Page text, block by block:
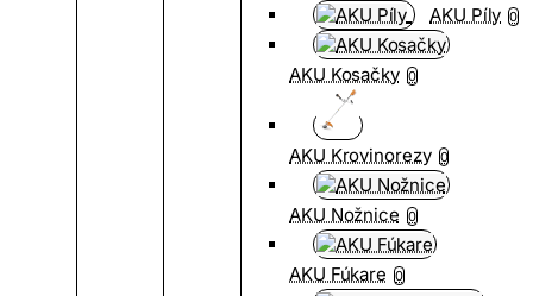
AKU Píly 0
AKU Kosačky 0
AKU Krovinorezy 0
AKU Nožnice 0
AKU Fúkare 0